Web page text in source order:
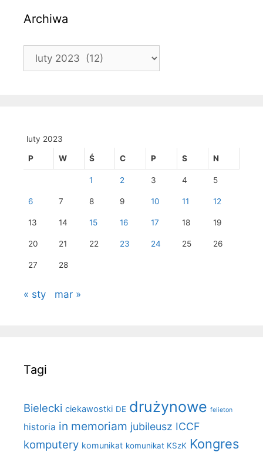
Archiwa
Archiwa
luty 2023
P W Ś C P S N
1 2 3 4 5
6 7 8 9 10 11 12
13 14 15 16 17 18 19
20 21 22 23 24 25 26
27 28
« sty mar »
Tagi
Bielecki ciekawostki DE drużynowe felieton
historia in memoriam jubileusz ICCF
komputery komunikat komunikat KSzK Kongres